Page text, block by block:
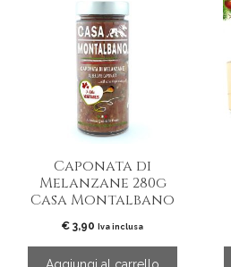
Caponata di
Melanzane 280g
Casa Montalbano
€ 3,90 Iva inclusa